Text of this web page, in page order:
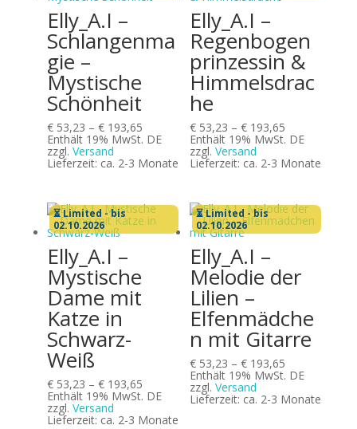
Elly_A.I –
Schlangenma
gie –
Mystische
Schönheit
€53,23 – €193,65Preisspanne:
€ 53,23
€ 193,65
Enthält 19% MwSt. DE
zzgl. Versand
Lieferzeit: ca. 2-3 Monate
Elly_A.I –
Regenbogen
prinzessin &
Himmelsdrac
he
€53,23 – €193,65Preisspanne:
€ 53,23
€ 193,65
Enthält 19% MwSt. DE
zzgl. Versand
Lieferzeit: ca. 2-3 Monate
⏳ Limited - bis
02.10.2026
Elly_A.I –
Mystische
Dame mit
Katze in
Schwarz-
Weiß
€53,23 – €193,65Preisspanne:
€ 53,23
€ 193,65
Enthält 19% MwSt. DE
zzgl. Versand
Lieferzeit: ca. 2-3 Monate
⏳ Limited - bis
02.10.2026
Elly_A.I –
Melodie der
Lilien –
Elfenmädche
n mit Gitarre
€53,23 – €193,65Preisspanne:
€ 53,23
€ 193,65
Enthält 19% MwSt. DE
zzgl. Versand
Lieferzeit: ca. 2-3 Monate